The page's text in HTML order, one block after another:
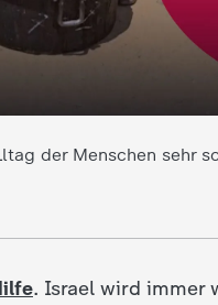
der Menschen sehr
. Israel wird immer